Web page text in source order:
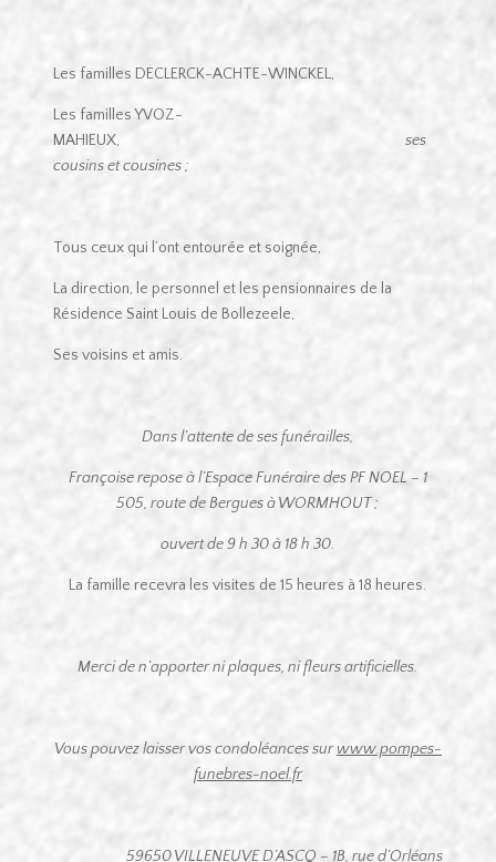
Les familles DECLERCK-ACHTE-WINCKEL,
Les familles YVOZ-
MAHIEUX,ses
cousins et cousines ;
Tous ceux qui l’ont entourée et soignée,
La direction, le personnel et les pensionnaires de la
Résidence Saint Louis de Bollezeele,
Ses voisins et amis.
Dans l’attente de ses funérailles,
Françoise repose à l’Espace Funéraire des PF NOEL – 1
505, route de Bergues à WORMHOUT ;
ouvert de 9 h 30 à 18 h 30.
La famille recevra les visites de 15 heures à 18 heures.
Merci de n’apporter ni plaques, ni fleurs artificielles.
Vous pouvez laisser vos condoléances surwww.pompes-
funebres-noel.fr
59650 VILLENEUVE D’ASCQ – 1B, rue d’Orléans